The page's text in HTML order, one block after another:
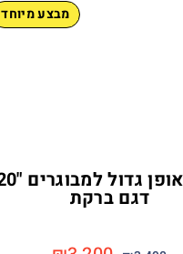
מבצע מיוחד
תלת אופן גדול
דגם ברקת